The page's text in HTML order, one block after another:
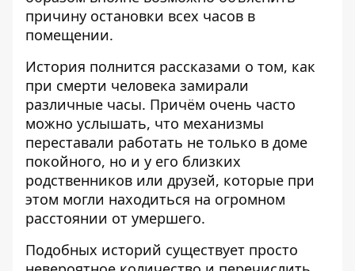
причину остановки всех часов в
помещении.
История полнится рассказами о том, как
при смерти человека замирали
различные часы. Причём очень часто
можно услышать, что механизмы
переставали работать не только в доме
покойного, но и у его близких
родственников или друзей, которые при
этом могли находиться на огромном
расстоянии от умершего.
Подобных историй существует просто